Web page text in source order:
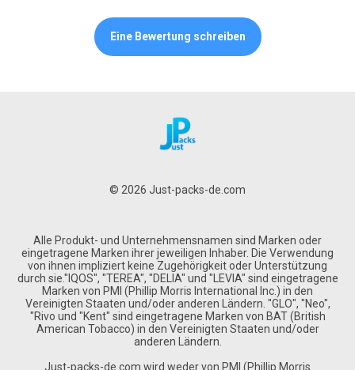
Eine Bewertung schreiben
© 2026 Just-packs-de.com
Alle Produkt- und Unternehmensnamen sind Marken oder
eingetragene Marken ihrer jeweiligen Inhaber. Die Verwendung
von ihnen impliziert keine Zugehörigkeit oder Unterstützung
durch sie."IQOS", "TEREA", "DELIA" und "LEVIA" sind eingetragene
Marken von PMI (Phillip Morris International Inc.) in den
Vereinigten Staaten und/oder anderen Ländern. "GLO", "Neo",
"Rivo und "Kent" sind eingetragene Marken von BAT (British
American Tobacco) in den Vereinigten Staaten und/oder
anderen Ländern.
Just-packs-de.com wird weder von PMI (Phillip Morris